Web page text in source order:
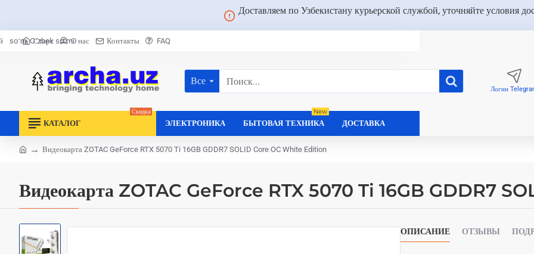
Доставляем по Узбекистану курьерской службой, уточняйте условия
Старт О нас Контакты FAQ
soʻm Oʻzbek soʻmi
Все
Поиск... Логин
КАТАЛОГ
Скидка
ЭЛЕКТРОНИКА БЫТОВАЯ ТЕХНИКА
New
ДОСТАВКА
Видеокарта ZOTAC GeForce RTX 5070 Ti 16GB GDDR7
Видеокарта ZOTAC GeForce RTX 5070 Ti 16GB GDDR7 SOLID Core OC White Edition
ОПИСАНИЕ ОТЗЫВЫ